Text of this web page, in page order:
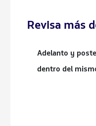
Revisa más
Adelanto y
dentro del